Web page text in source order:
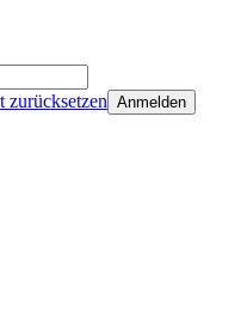
zurücksetzen